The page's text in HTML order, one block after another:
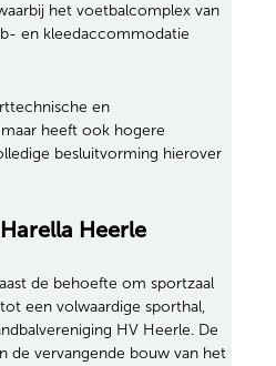
het voetbalcomplex van
en kleedaccommodatie
en
heeft ook hogere
besluitvorming hierover
Heerle
de behoefte om sportzaal
een volwaardige sporthal,
HV Heerle. De
de vervangende bouw van het